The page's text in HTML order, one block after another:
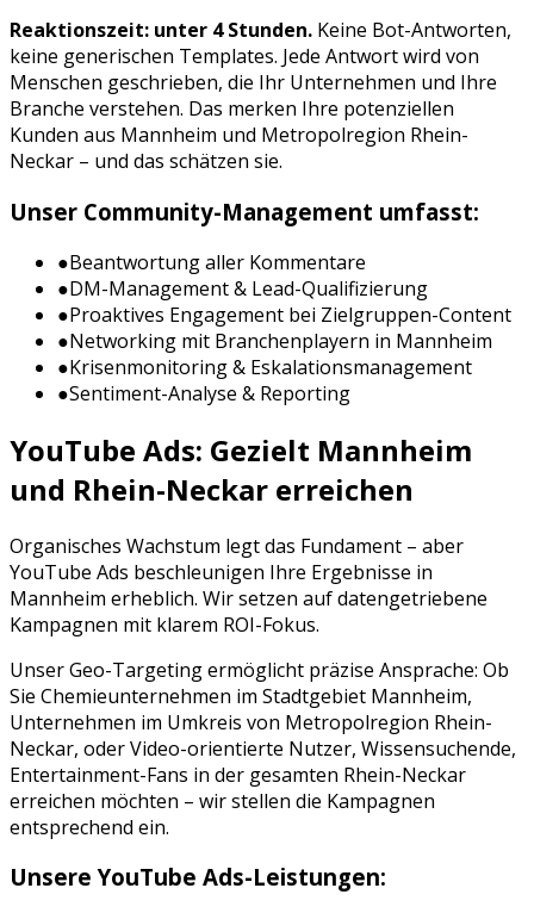
Reaktionszeit: unter 4 Stunden. Keine Bot-Antworten,
keine generischen Templates. Jede Antwort wird von
Menschen geschrieben, die Ihr Unternehmen und Ihre
Branche verstehen. Das merken Ihre potenziellen
Kunden aus Mannheim und Metropolregion Rhein-
Neckar – und das schätzen sie.
Unser Community-Management umfasst:
●Beantwortung aller Kommentare
●DM-Management & Lead-Qualifizierung
●Proaktives Engagement bei Zielgruppen-Content
●Networking mit Branchenplayern in Mannheim
●Krisenmonitoring & Eskalationsmanagement
●Sentiment-Analyse & Reporting
YouTube Ads: Gezielt Mannheim
und Rhein-Neckar erreichen
Organisches Wachstum legt das Fundament – aber
YouTube Ads beschleunigen Ihre Ergebnisse in
Mannheim erheblich. Wir setzen auf datengetriebene
Kampagnen mit klarem ROI-Fokus.
Unser Geo-Targeting ermöglicht präzise Ansprache: Ob
Sie Chemieunternehmen im Stadtgebiet Mannheim,
Unternehmen im Umkreis von Metropolregion Rhein-
Neckar, oderVideo-orientierte Nutzer, Wissensuchende,
Entertainment-Fans in der gesamten Rhein-Neckar
erreichen möchten – wir stellen die Kampagnen
entsprechend ein.
UnsereYouTube Ads-Leistungen: